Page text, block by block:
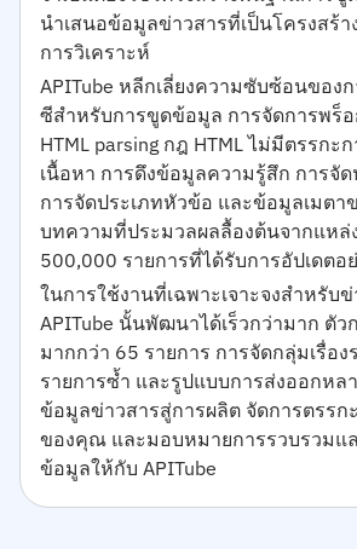
นำเสนอข้อมูลข่าวสารที่เป็นโครงสร้
การวิเคราะห์
APITube หลีกเลี่ยงความซับซ้อนของ
ซีสําหรับการขูดข้อมูล การจัดการพร็
HTML parsing กฎ HTML ไม่มีตรรกะ
เนื้อหา การดึงข้อมูลความรู้สึก การจัด
การจัดประเภทหัวข้อ และข้อมูลเมตา
บทความที่ประมวลผลลื้องต้นจากแหล่
500,000 รายการที่ได้รับการอัปเดตอ
ในการใช้งานที่เฉพาะเจาะจงสำหรับ
APITube นั้นพัฒนาได้เร็วกว่ามาก ตัว
มากกว่า 65 รายการ การจัดกลุ่มเรื่อง
รายการซ้ำ และรูปแบบการส่งออกหล
ข้อมูลข่าวสารสู่การผลิต จัดการตรร
ของคุณ และมอบหมายการรวบรวมแ
ข้อมูลให้กับ APITube